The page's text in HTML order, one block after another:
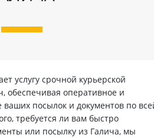
услугу срочной курьерской
обеспечивая оперативное и
ваших посылок и документов по
требуется ли вам быстро
или посылку из Галича, мы